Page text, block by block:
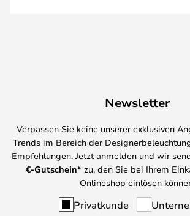
Newsletter
Verpassen Sie keine unserer exklusiven
Trends im Bereich der
Empfehlungen. Jetzt anmelden und wir
€-Gutschein* zu, den Sie bei Ihrem
Onlineshop einlösen
Privatkunde